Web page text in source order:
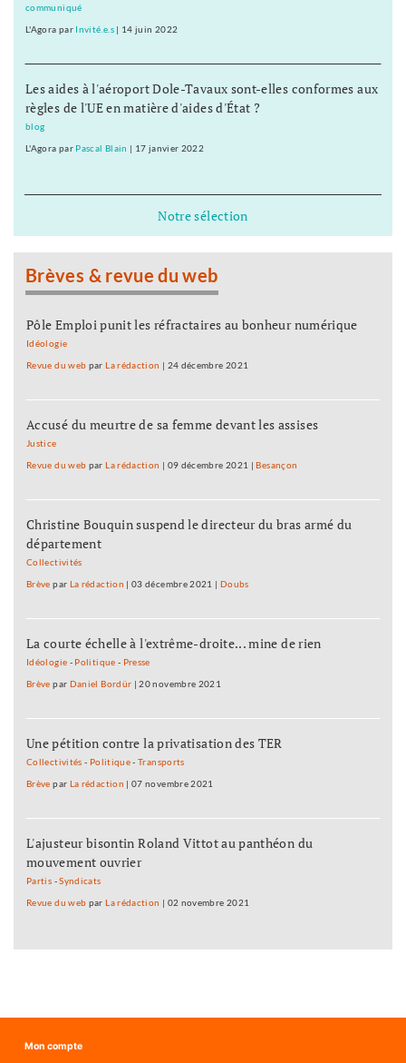
communiqué
L'Agora par Invité.e.s| 14 juin 2022
Les aides à l'aéroport Dole-Tavaux sont-elles conformes aux
règles de l'UE en matière d'aides d'État ?
blog
L'Agora par Pascal Blain | 17 janvier 2022
Notre sélection
Brèves & revue du web
Pôle Emploi punit les réfractaires au bonheur numérique
Idéologie
Revue du web parLa rédaction | 24 décembre 2021
Accusé du meurtre de sa femme devant les assises
Justice
Revue du web parLa rédaction | 09 décembre 2021 |Besançon
Christine Bouquin suspend le directeur du bras armé du
département
Collectivités
Brève par La rédaction |03 décembre 2021 | Doubs
La courte échelle à l'extrême-droite... mine de rien
Idéologie - Politique - Presse
Brève par Daniel Bordür |20 novembre 2021
Une pétition contre la privatisation des TER
Collectivités - Politique-Transports
Brève par La rédaction |07 novembre 2021
L'ajusteur bisontin Roland Vittot au panthéon du
mouvement ouvrier
Partis -Syndicats
Revue du web parLa rédaction | 02 novembre 2021
Mon compte